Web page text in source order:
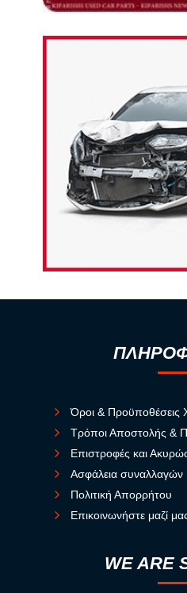
Όροι & Προϋποθέσεις
Τρόποι Αποστολής &
Επιστροφές και
Ασφάλεια συναλλαγών
Πολιτική Απορρήτου
Επικοινωνήστε μαζί
WE ARE